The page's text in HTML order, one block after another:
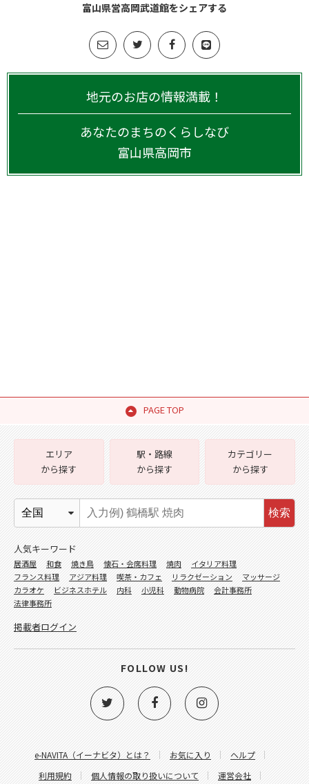
富山県営高岡武道館をシェアする
地元のお店の情報満載！
あなたのまちのくらしなび
富山県高岡市
PAGE TOP
e-NAVITA（イーナビタ）とは？ お気に入り
ヘルプ
利用規約
個人情報の取り扱いについて 運営会社
エリア
から探す
駅・路線
から探す
カテゴリー
から探す
検索
人気キーワード
居酒屋 和食 焼き鳥 懐石・会席料理 焼肉
イタリア料理
フランス料理
アジア料理 喫茶・カフェ リラクゼーション
マッサージ
カラオケ
ビジネスホテル 内科 小児科 動物病院
会計事務所
法律事務所
掲載者ログイン
FOLLOW US!